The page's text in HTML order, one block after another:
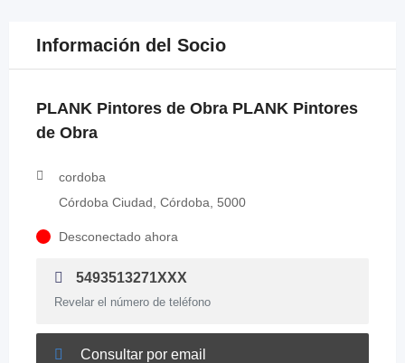
Información del Socio
PLANK Pintores de Obra PLANK Pintores
de Obra
cordoba
Córdoba Ciudad, Córdoba, 5000
Desconectado ahora
5493513271XXX
Revelar el número de teléfono
Consultar por email